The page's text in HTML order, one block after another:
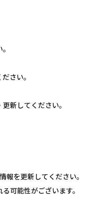
さい。
新してください。
報を更新してください。
可能性がございます。